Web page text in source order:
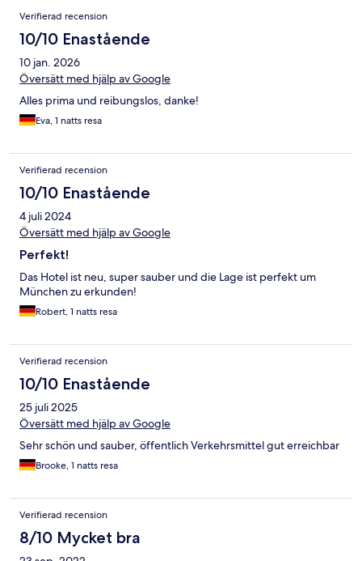
Verifierad recension
10/10 Enastående
10 jan. 2026
Översätt med hjälp av Google
Alles prima und reibungslos, danke!
Eva, 1 natts resa
Verifierad recension
10/10 Enastående
4 juli 2024
Översätt med hjälp av Google
Perfekt!
Das Hotel ist neu, super sauber und die Lage ist perfekt um
München zu erkunden!
Robert, 1 natts resa
Verifierad recension
10/10 Enastående
25 juli 2025
Översätt med hjälp av Google
Sehr schön und sauber, öffentlich Verkehrsmittel gut erreichbar
Brooke, 1 natts resa
Verifierad recension
8/10 Mycket bra